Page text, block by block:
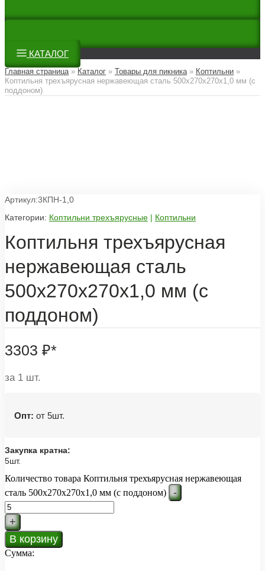
КАТАЛОГ
Главная страница» Каталог » Товары для пикника» Коптильни »
Коптильня трехъярусная нержавеющая сталь 500х270х270х1,0 мм (с
поддоном)
Артикул:3КПН-1,0
Категории: Коптильни трехъярусные | Коптильни
Коптильня трехъярусная
нержавеющая сталь
500х270х270х1,0 мм (с
поддоном)
3303 ₽*
за 1 шт.
Опт: от 5шт.
Закупка кратна:
5шт.
Количество товара Коптильня трехъярусная нержавеющая
сталь 500х270х270х1,0 мм (с поддоном)
-
+
В корзину
Сумма: